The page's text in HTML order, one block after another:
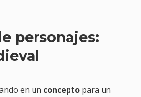
personajes:
en un conceptopara un